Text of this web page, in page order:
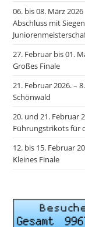
06. bis 08. März
Abschluss mit
27. Februar bis 01.
Großes Finale
21. Februar 2026. –
Schönwald
20. und 21. Februar
Führungstrikots für
12. bis 15. Februar
Kleines Finale